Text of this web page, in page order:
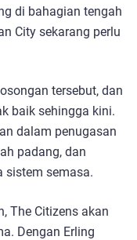
di bahagian tengah
City sekarang perlu
tersebut, dan
baik sehingga kini.
dalam penugasan
padang, dan
sistem semasa.
The Citizens akan
Dengan Erling